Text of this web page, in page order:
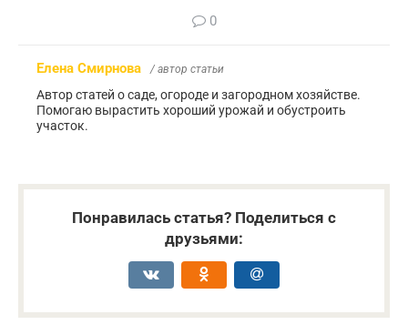
0
Елена Смирнова / автор статьи
Автор статей о саде, огороде и загородном хозяйстве.
Помогаю вырастить хороший урожай и обустроить
участок.
Понравилась статья? Поделиться с
друзьями: